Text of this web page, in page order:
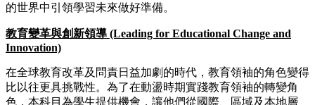
的世界中引領學習未來做好準備。
教育變革與創新領導 (Leading for Educational Change and
Innovation)
在全球教育改革及問責日益加劇的時代，教育領袖的角色變得
比以往更具挑戰性。為了在動盪時期實踐教育領袖的轉變角
色，本科目為學生提供機會，讓他們從國際、區域及本地層